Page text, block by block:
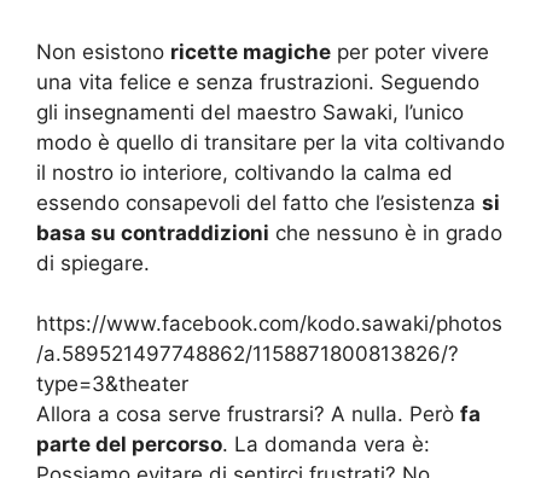
Non esistono ricette magiche per poter vivere
una vita felice e senza frustrazioni. Seguendo
gli insegnamenti del maestro Sawaki, l’unico
modo è quello di transitare per la vita coltivando
il nostro io interiore, coltivando la calma ed
essendo consapevoli del fatto che l’esistenza si
basa su contraddizioni che nessuno è in grado
di spiegare.
https://www.facebook.com/kodo.sawaki/photos
/a.589521497748862/1158871800813826/?
type=3&theater
Allora a cosa serve frustrarsi? A nulla. Però fa
parte del percorso. La domanda vera è: